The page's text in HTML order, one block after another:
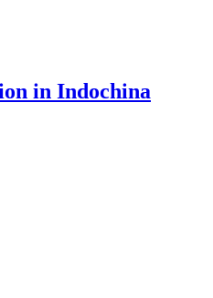
in Indochina